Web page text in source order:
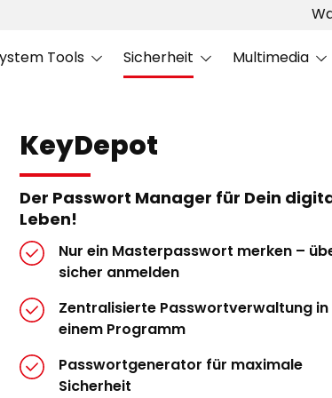
Tools Sicherheit Multimedia
KeyDepot
Der Passwort Manager für Dein
Leben!
Nur ein Masterpasswort merken –
sicher anmelden
Zentralisierte Passwortverwaltung in
einem Programm
Passwortgenerator für maximale
Sicherheit